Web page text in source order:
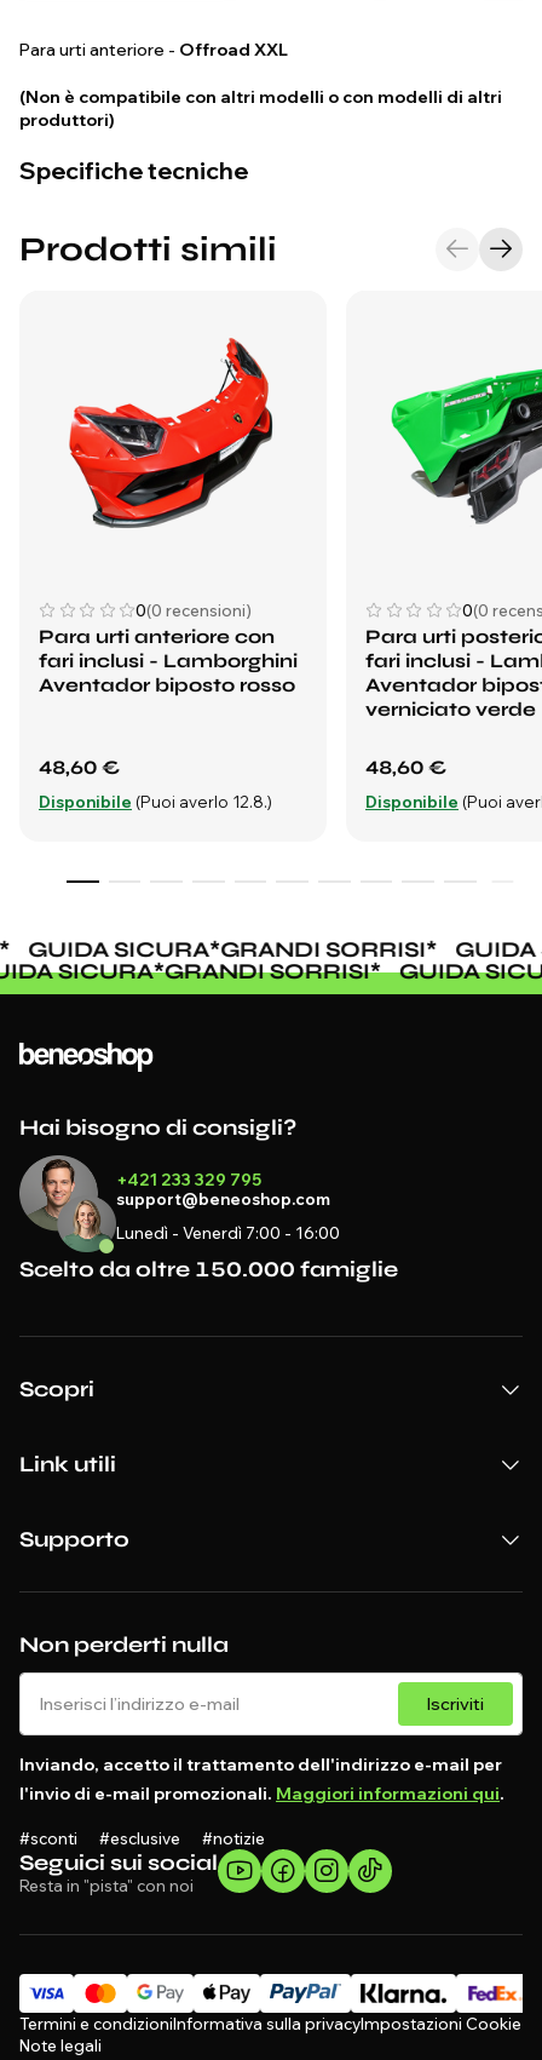
Para urti anteriore - Offroad XXL
(Non è compatibile con altri modelli o con modelli di altri
produttori)
Specifiche tecniche
Prodotti simili
0(0 recensioni)
Para urti anteriore con
fari inclusi - Lamborghini
Aventador biposto rosso
48,60 €
Disponibile (Puoi averlo 12.8.)
0(0
Para urti
fari inclusi -
Aventador
verniciato verde
48,60 €
Disponibile (Puoi
GUIDA SICURA*GRANDI SORRISI*
GUIDA
SICURA*GRANDI SORRISI* GUIDA
Seguici sui social
Resta in "pista" con noi
Non perderti nulla
Iscriviti
Inviando, accetto il trattamento dell'indirizzo e-mail per
l'invio di e-mail promozionali. Maggiori informazioni qui.
#sconti #esclusive #notizie
Hai bisogno di consigli?
+421 233 329 795
support@beneoshop.com
Lunedì - Venerdì 7:00 - 16:00
Scelto da oltre 150.000 famiglie
Scopri
Link utili
Supporto
Termini e condizioniInformativa sulla privacyImpostazioni Cookie
Note legali